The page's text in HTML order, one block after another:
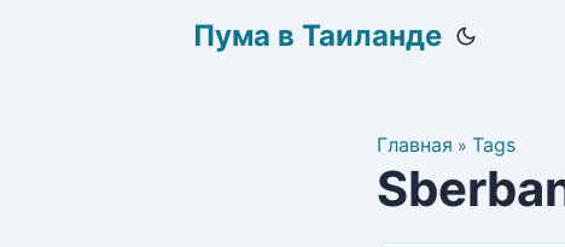
Пума в Таиланде
Главная » Tags